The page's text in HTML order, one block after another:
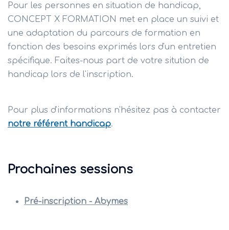
Pour les personnes en situation de handicap,
CONCEPT X FORMATION met en place un suivi et
une adaptation du parcours de formation en
fonction des besoins exprimés lors d'un entretien
spécifique. Faites-nous part de votre sitution de
handicap lors de l'inscription.
Pour plus d'informations n'hésitez pas à contacter
notre référent handicap.
Prochaines sessions
Pré-inscription - Abymes